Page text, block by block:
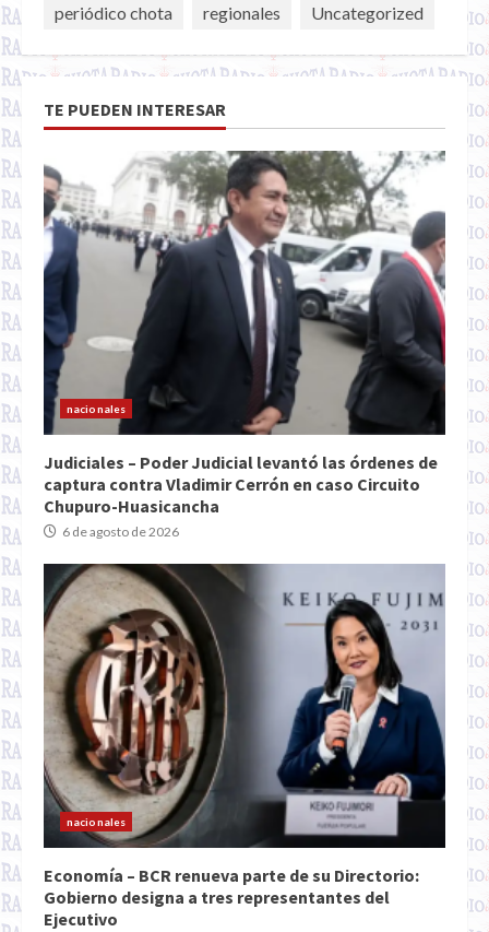
periódico chota
regionales Uncategorized
TE PUEDEN INTERESAR
nacionales
Judiciales – Poder Judicial levantó las órdenes de
captura contra Vladimir Cerrón en caso Circuito
Chupuro-Huasicancha
6 de agosto de 2026
nacionales
Economía – BCR renueva parte de su Directorio:
Gobierno designa a tres representantes del
Ejecutivo